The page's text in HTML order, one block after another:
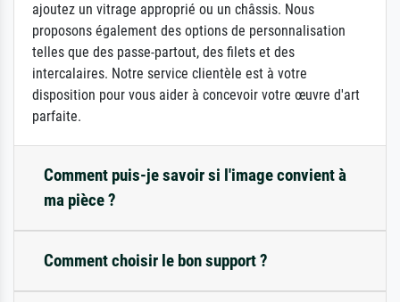
ajoutez un vitrage approprié ou un châssis. Nous
proposons également des options de personnalisation
telles que des passe-partout, des filets et des
intercalaires. Notre service clientèle est à votre
disposition pour vous aider à concevoir votre œuvre d'art
parfaite.
Comment puis-je savoir si l'image convient à
ma pièce ?
Comment choisir le bon support ?